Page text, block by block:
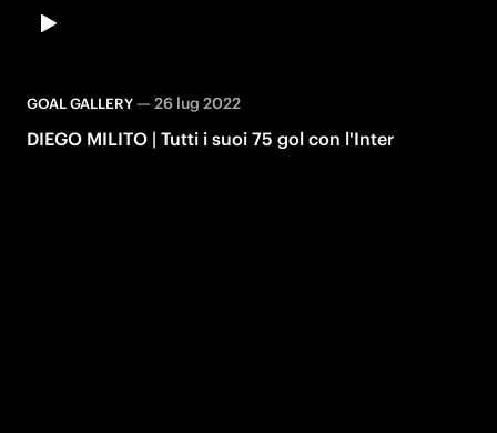
GOAL GALLERY— 26 lug 2022
DIEGO MILITO | Tutti i suoi 75 gol con l'Inter